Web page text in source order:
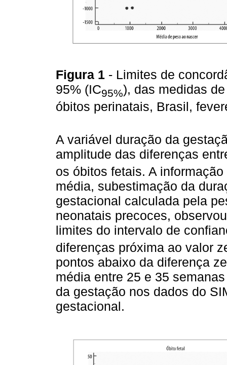
Figura 1 - Limites de
95% (IC95%), das medidas
óbitos perinatais, Brasil,
A variável duração da
amplitude das diferenças
os óbitos fetais. A
média, subestimação da
gestacional calculada pela
neonatais precoces,
limites do intervalo de
diferenças próxima ao valor
pontos abaixo da diferença
média entre 25 e 35
da gestação nos dados do
gestacional.